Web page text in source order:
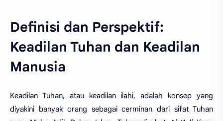
Definisi dan Perspektif:
Keadilan Tuhan dan Keadilan
Manusia
Keadilan Tuhan, atau keadilan ilahi, adalah konsep yang
diyakini banyak orang sebagai cerminan dari sifat Tuhan